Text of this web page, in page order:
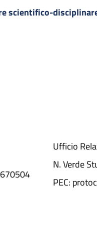
scientifico-
Ufficio
N. Verde
PEC: